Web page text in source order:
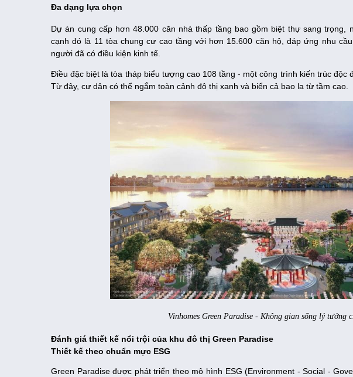
Đa dạng lựa chọn
Dự án cung cấp hơn 48.000 căn nhà thấp tầng bao gồm biệt thự sang trọng,
cạnh đó là 11 tòa chung cư cao tầng với hơn 15.600 căn hộ, đáp ứng nhu
người đã có điều kiện kinh tế.
Điều đặc biệt là tòa tháp biểu tượng cao 108 tầng - một công trình kiến trúc
Từ đây, cư dân có thể ngắm toàn cảnh đô thị xanh và biển cả bao la từ tầm cao.
Vinhomes Green Paradise - Không gian sống lý tưởng
Đánh giá thiết kế nổi trội của khu đô thị Green Paradise
Thiết kế theo chuẩn mực ESG
Green Paradise được phát triển theo mô hình ESG (Environment - Social -